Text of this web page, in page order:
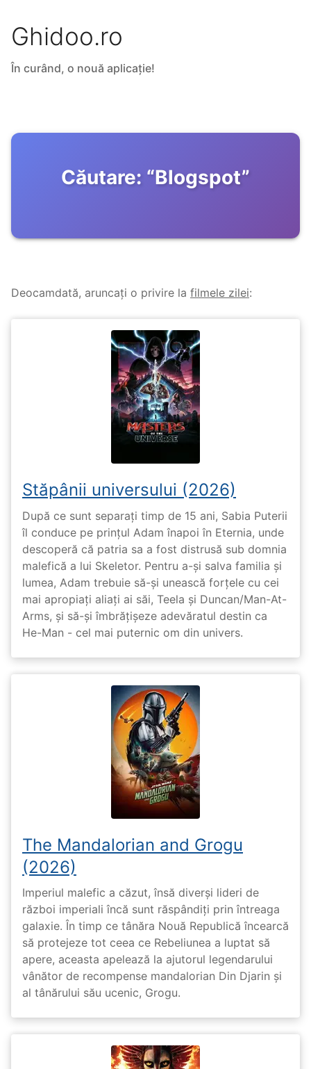
Ghidoo.ro
În curând, o nouă aplicație!
Căutare: “Blogspot”
Deocamdată, aruncați o privire la filmele zilei:
Stăpânii universului (2026)
După ce sunt separați timp de 15 ani, Sabia Puterii
îl conduce pe prințul Adam înapoi în Eternia, unde
descoperă că patria sa a fost distrusă sub domnia
malefică a lui Skeletor. Pentru a-și salva familia și
lumea, Adam trebuie să-și unească forțele cu cei
mai apropiați aliați ai săi, Teela și Duncan/Man-At-
Arms, și să-și îmbrățișeze adevăratul destin ca
He-Man - cel mai puternic om din univers.
The Mandalorian and Grogu
(2026)
Imperiul malefic a căzut, însă diverși lideri de
război imperiali încă sunt răspândiți prin întreaga
galaxie. În timp ce tânăra Nouă Republică încearcă
să protejeze tot ceea ce Rebeliunea a luptat să
apere, aceasta apelează la ajutorul legendarului
vânător de recompense mandalorian Din Djarin și
al tânărului său ucenic, Grogu.